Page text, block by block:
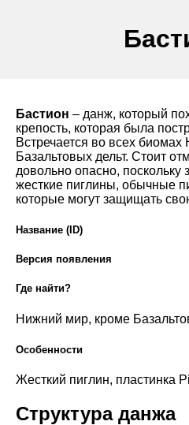
Бастион – данж, который
крепость, которая была
Встречается во всех
Базальтовых дельт. Стоит
довольно опасно, поскольку
жесткие пиглины, обычные
которые могут защищать
Название (ID)
Версия появления
Где найти?
Нижний мир, кроме
Особенности
Жесткий пиглин, пластинка
Структура данжа